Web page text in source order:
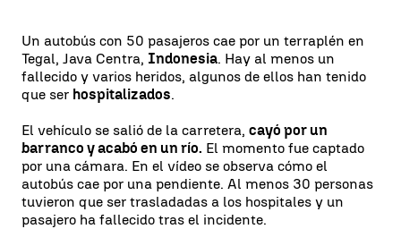
Un autobús con 50 pasajeros cae por un terraplén en
Tegal, Java Centra, Indonesia. Hay al menos un
fallecido y varios heridos, algunos de ellos han tenido
que ser hospitalizados.
El vehículo se salió de la carretera, cayó por un
barranco y acabó en un río. El momento fue captado
por una cámara. En el vídeo se observa cómo el
autobús cae por una pendiente. Al menos 30 personas
tuvieron que ser trasladadas a los hospitales y un
pasajero ha fallecido tras el incidente.